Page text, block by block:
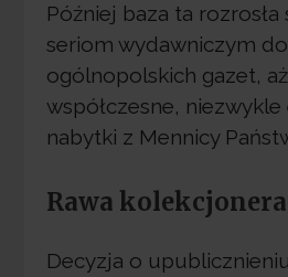
Później baza ta rozrosła
seriom wydawniczym
ogólnopolskich gazet,
współczesne,
nabytki z Mennicy
Rawa
Decyzja o